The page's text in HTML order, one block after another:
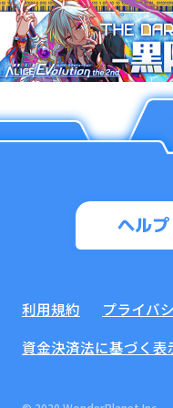
ヘル
利用規約 プライバ
資金決済法に基づく表